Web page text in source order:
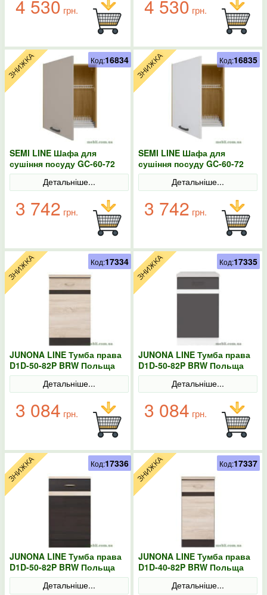
4 530 грн. 4 530 грн.
SEMI LINE Шафа для
сушіння посуду GC-60-72
BRW Польща конго
Детальніше...
3 742 грн.
Код:16834
SEMI LINE Шафа для
сушіння посуду GC-60-72
BRW Польща колір-білий
Детальніше...
3 742 грн.
Код:16835
JUNONA LINE Тумба права
D1D-50-82P BRW Польща
Сонома
Детальніше...
3 084 грн.
Код:17334
JUNONA LINE Тумба права
D1D-50-82P BRW Польща
колір-сірий
Детальніше...
3 084 грн.
Код:17335
JUNONA LINE Тумба права
D1D-50-82P BRW Польща
венге
Детальніше...
Код:17336
JUNONA LINE Тумба права
D1D-40-82P BRW Польща
Сонома
Детальніше...
Код:17337